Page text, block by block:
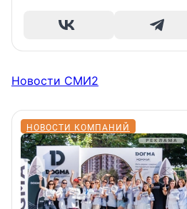
Новости СМИ2
НОВОСТИ КОМПАНИЙ